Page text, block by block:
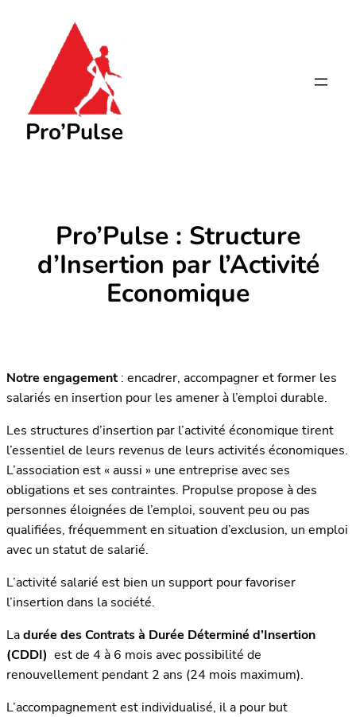
Pro’Pulse
Pro’Pulse : Structure
d’Insertion par l’Activité
Economique
Notre engagement: encadrer, accompagner et former les
salariés en insertion pour les amener à l’emploi durable.
Les structures d’insertion par l’activité économique tirent
l’essentiel de leurs revenus de leurs activités économiques.
L’association est « aussi » une entreprise avec ses
obligations et ses contraintes. Propulse propose à des
personnes éloignées de l’emploi, souvent peu ou pas
qualifiées, fréquemment en situation d’exclusion, un emploi
avec un statut de salarié.
L’activité salarié est bien un support pour favoriser
l’insertion dans la société.
Ladurée des Contrats à Durée Déterminé d’Insertion
(CDDI) est de 4 à 6 mois avec possibilité de
renouvellement pendant 2 ans (24 mois maximum).
L’accompagnement est individualisé, il a pour but